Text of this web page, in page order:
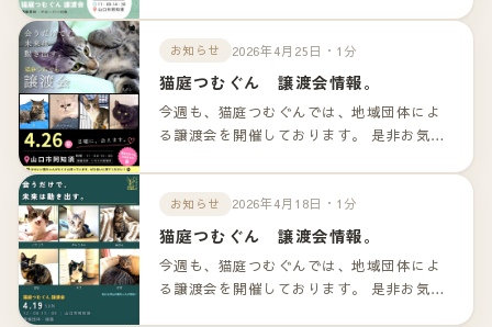
お知らせ 2026年4月25日・1分
猫庭つむぐん 譲渡会情報。
今週も、猫庭つむぐんでは、地域団体によ
る譲渡会を開催しております。 是非お気軽
ンクよりご確認下さいませ。
お知らせ 2026年4月18日・1分
猫庭つむぐん 譲渡会情報。
今週も、猫庭つむぐんでは、地域団体によ
る譲渡会を開催しております。 是非お気軽